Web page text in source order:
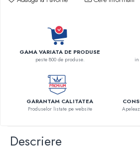
Tevi cupru si accesorii
Console tavan sali operatie
Lavoare apa sterila
Lavoare chirurgicale
Adaptori/cuple
Capsule, filtre finale apa sterila
Manere pentru electrocautere
GAMA VARIATA DE PRODUSE
peste 800 de produse.
GARANTAM CALITATEA
Produselor listate pe website
Descriere